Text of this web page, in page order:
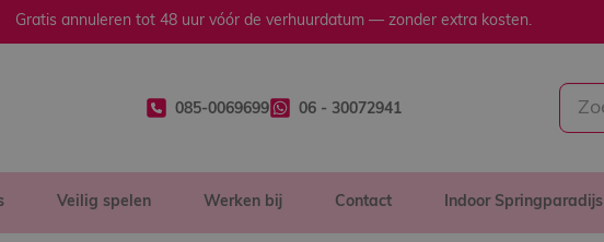
Gratis annuleren tot 48 uur vóór de verhuurdatum — zonder extra kosten.
085-0069699 06 - 30072941
Veilig spelen Werken bij Contact Indoor Springparadijs